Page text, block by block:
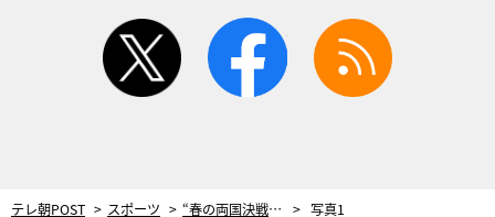
twitter facebook
テレ朝POST スポーツ “春の両国決戦”で豪華5大タイトルマッチ！王者オカダ・カズチカ、『NJC』覇者SANADAを迎え撃つ 写真1